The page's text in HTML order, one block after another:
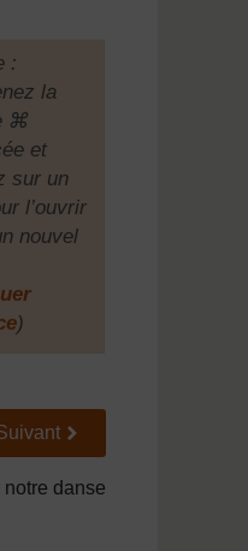
:
la
⌘
et
sur un
l’ouvrir
nouvel
)
notre danse